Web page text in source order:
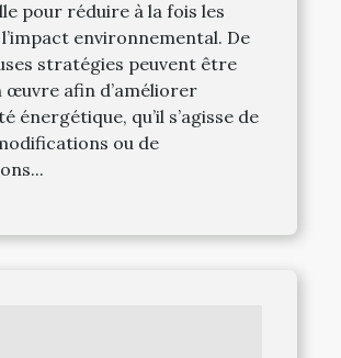
pour réduire à la fois les
environnemental. De
stratégies peuvent être
œuvre afin d’améliorer
énergétique, qu’il s’agisse de
ou de